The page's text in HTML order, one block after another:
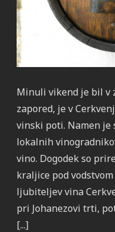
Minuli vikend je bil v
zapored, je v
vinski poti. Namen je
lokalnih
vino. Dogodek so
kraljice pod
ljubiteljev vina
pri Johanezovi trti,
[...]